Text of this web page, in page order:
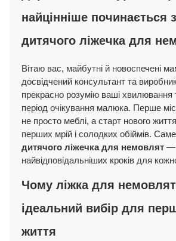
найцінніше починається
дитячого ліжечка для
Вітаю вас, майбутні й новоспечені
досвідчений консультант та
прекрасно розумію ваші хвилювання
період очікування малюка. Перше
не просто меблі, а старт нового
перших мрій і солодких обіймів.
дитячого ліжечка для немовлят—
найвідповідальніших кроків для
Чому ліжка для
ідеальний вибір для
життя